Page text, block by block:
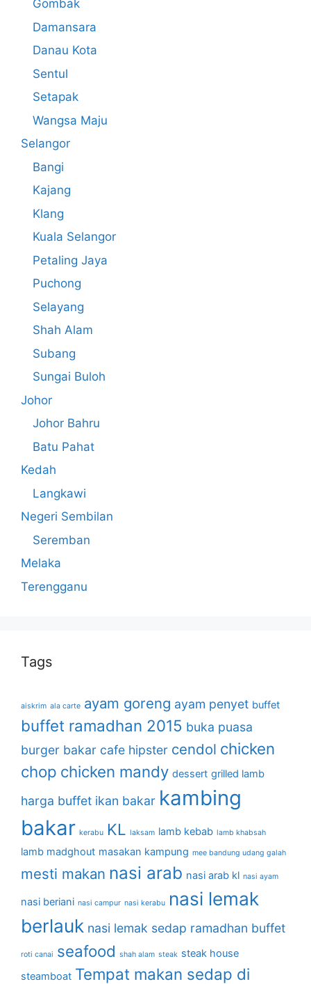
Gombak
Damansara
Danau Kota
Sentul
Setapak
Wangsa Maju
Selangor
Bangi
Kajang
Klang
Kuala Selangor
Petaling Jaya
Puchong
Selayang
Shah Alam
Subang
Sungai Buloh
Johor
Johor Bahru
Batu Pahat
Kedah
Langkawi
Negeri Sembilan
Seremban
Melaka
Terengganu
Tags
aiskrim ala carte ayam goreng ayam penyet buffet
buffet ramadhan 2015 buka puasa
burger bakar cafe hipster cendol chicken
chop chicken mandy dessert grilled lamb
harga buffet ikan bakar kambing
bakar kerabu KL laksam lamb kebab lamb khabsah
lamb madghout masakan kampung mee bandung udang galah
mesti makan nasi arab nasi arab kl nasi ayam
nasi beriani nasi campur nasi kerabu nasi lemak
berlauk nasi lemak sedap ramadhan buffet
roti canai seafood shah alam steak steak house
steamboat Tempat makan sedap di